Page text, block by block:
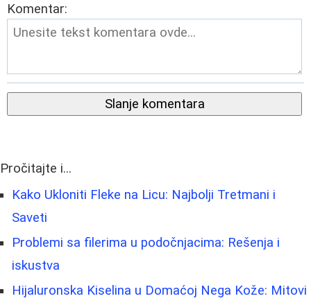
Komentar:
Slanje komentara
Pročitajte i...
Kako Ukloniti Fleke na Licu: Najbolji Tretmani i
Saveti
Problemi sa filerima u podočnjacima: Rešenja i
iskustva
Hijaluronska Kiselina u Domaćoj Nega Kože: Mitovi